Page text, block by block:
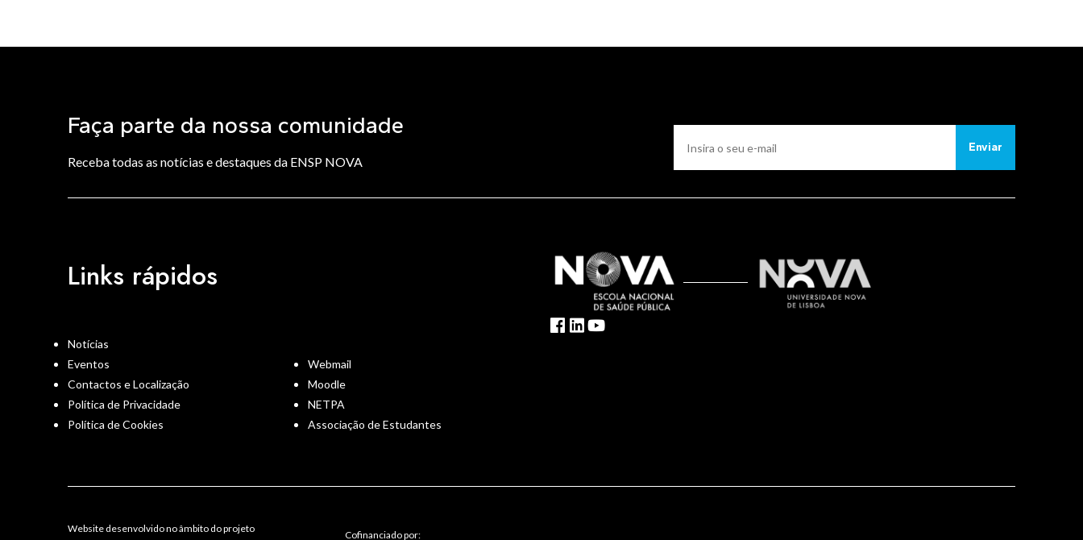
Faça parte da nossa comunidade
Receba todas as notícias e destaques da ENSP NOVA
Enviar
Links rápidos
Notícias
Eventos
Contactos e Localização
Política de Privacidade
Política de Cookies
Webmail
Moodle
NETPA
Associação de Estudantes
Website desenvolvido no âmbito do projeto
Cofinanciado por: